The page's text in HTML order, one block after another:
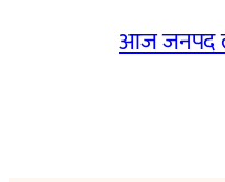
आज जनपद